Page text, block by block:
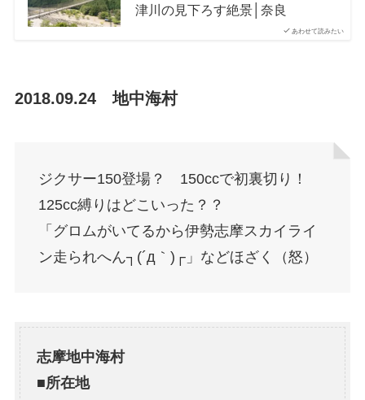
あわせて読みたい
津川の見下ろす絶景│奈良
2018.09.24 地中海村
ジクサー150登場？ 150ccで初裏切り！
125cc縛りはどこいった？？
「グロムがいてるから伊勢志摩スカイライ
ン走られへん┐(´д｀)┌」などほざく（怒）
志摩地中海村
■所在地